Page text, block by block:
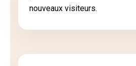
nouveaux visiteurs.